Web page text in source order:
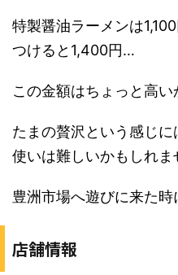
特製醤油ラーメンは
つけると1,400円…
この金額はちょっと高
たまの贅沢という感じ
使いは難しいかもしれま
豊洲市場へ遊びに来た時
店舗情報